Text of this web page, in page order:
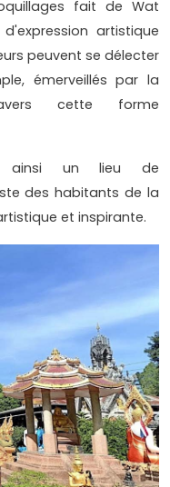
fait de Wat
artistique
peuvent se délecter
émerveillés par la
cette forme
ainsi un lieu de
des habitants de la
et inspirante.